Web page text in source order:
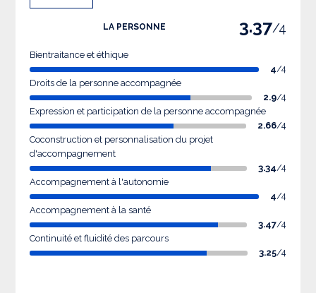
LA PERSONNE 3.37/4
Bientraitance et éthique
4/4
Droits de la personne accompagnée
2.9/4
Expression et participation de la personne accompagnée
2.66/4
Coconstruction et personnalisation du projet
d'accompagnement
3.34/4
Accompagnement à l'autonomie
4/4
Accompagnement à la santé
3.47/4
Continuité et fluidité des parcours
3.25/4